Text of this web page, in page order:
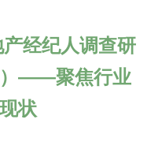
经纪人调查研
）——聚焦行业
状